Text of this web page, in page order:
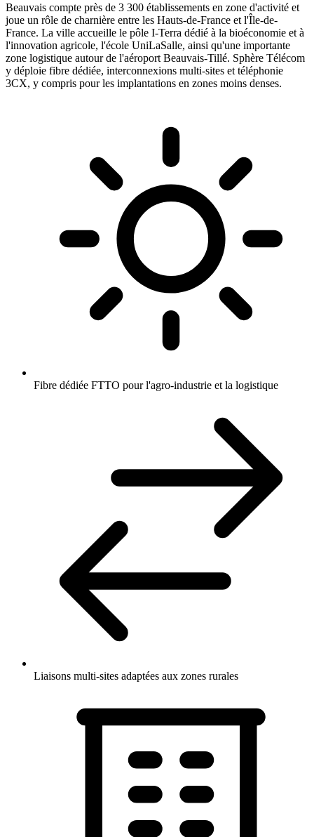
Beauvais compte près de 3 300 établissements en zone d'activité et
joue un rôle de charnière entre les Hauts-de-France et l'Île-de-
France. La ville accueille le pôle I-Terra dédié à la bioéconomie et à
l'innovation agricole, l'école UniLaSalle, ainsi qu'une importante
zone logistique autour de l'aéroport Beauvais-Tillé. Sphère Télécom
y déploie fibre dédiée, interconnexions multi-sites et téléphonie
3CX, y compris pour les implantations en zones moins denses.
Fibre dédiée FTTO pour l'agro-industrie et la logistique
Liaisons multi-sites adaptées aux zones rurales